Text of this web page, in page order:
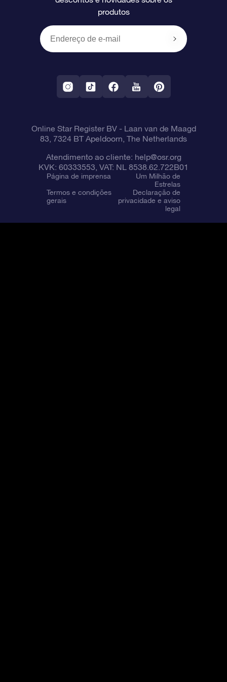
Presentes corporativos
Um Milhão de Estrelas
OSR Starsaver
Aplicativo RV Fly me to the stars
Política de devolução
Constelações
produtos
Online Star Register BV- Laan van de Maagd
83, 7324 BT Apeldoorn, The Netherlands
Atendimento ao cliente: help@osr.org
KVK: 60333553, VAT: NL 8538.62.722B01
Página de imprensa
Um Milhão de
Estrelas
Termos e condições
gerais
Declaração de
privacidade e aviso
legal